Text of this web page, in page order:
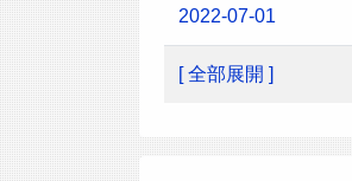
2022-07-01
[ 全部展開 ]